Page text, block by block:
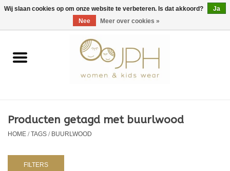
EUR/GBP/USD 0 Artikelen - €0,00
Home
Kids
Producten getagd met buurlwood
HOME/TAGS/BUURLWOOD
FILTERS
Wij slaan cookies op om onze website te verbeteren. Is dat akkoord?
Ja
Nee
Meer over cookies »